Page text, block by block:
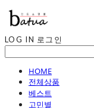
LOG IN 로그인
HOME
전체상품
베스트
고민별